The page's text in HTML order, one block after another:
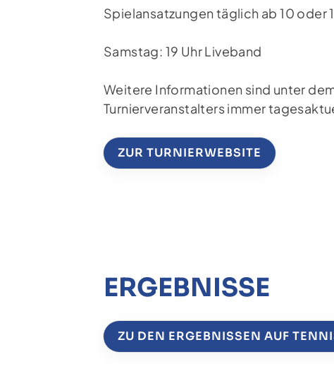
Spielansatzungen täglich ab 10 oder
Samstag: 19 Uhr Liveband
Weitere Informationen sind unter
Turnierveranstalters immer
ZUR TURNIERWEBSITE
ERGEBNISSE
ZU DEN ERGEBNISSEN AUF